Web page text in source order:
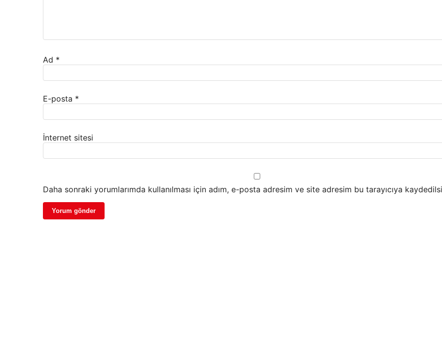
Ad *
E-posta *
İnternet sitesi
Daha sonraki yorumlarımda kullanılması için adım, e-posta adresim ve site adresim bu tarayıcıya